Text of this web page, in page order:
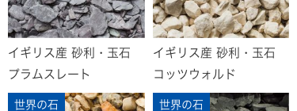
イギリス産 砂利・玉石
プラムスレート
イギリス産 砂利・玉石
コッツウォルド
世界の石 世界の石